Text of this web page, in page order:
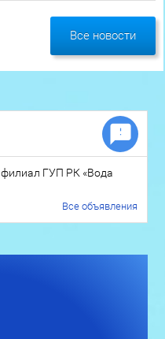
Все новости
ГУП РК «Вода
Все объявления